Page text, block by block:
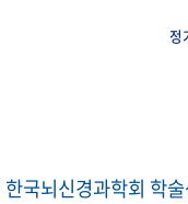
정
한국뇌신경과학회 학